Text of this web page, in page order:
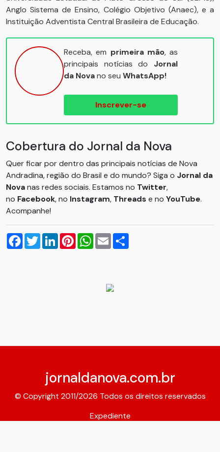
Anglo Sistema de Ensino, Colégio Objetivo (Anaec), e a
Instituição Adventista Central Brasileira de Educação.
Receba, em primeira mão, as
principais notícias do Jornal
da Novano seu WhatsApp!
Inscrever-se
Cobertura do Jornal da Nova
Quer ficar por dentro das principais notícias de Nova
Andradina, região do Brasil e do mundo? Siga o Jornal da
Novanas redes sociais. Estamos no Twitter,
no Facebook, no Instagram, Threads e no YouTube.
Acompanhe!
Facebook
TwitterLinkedInPinterestWhatsApp
Email
jornaldanova.com.br
© Copyright 2011/2026 Todos os direitos reservados
Expediente